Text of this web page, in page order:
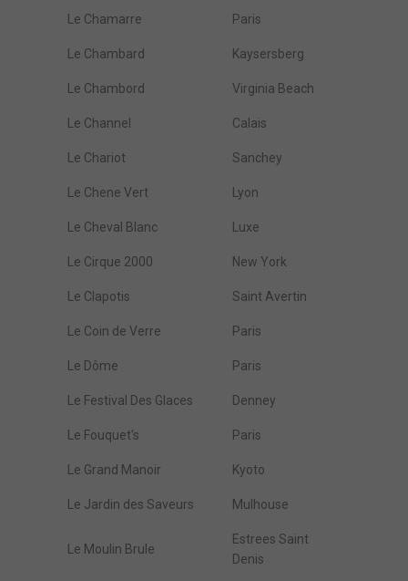
Le Chamarre Paris
Le Chambard Kaysersberg
Le Chambord Virginia Beach
Le Channel Calais
Le Chariot Sanchey
Le Chene Vert Lyon
Le Cheval Blanc Luxe
Le Cirque 2000 New York
Le Clapotis Saint Avertin
Le Coin de Verre Paris
Le Dôme Paris
Le Festival Des Glaces Denney
Le Fouquet's Paris
Le Grand Manoir Kyoto
Le Jardin des Saveurs Mulhouse
Le Moulin Brule
Estrees Saint
Denis